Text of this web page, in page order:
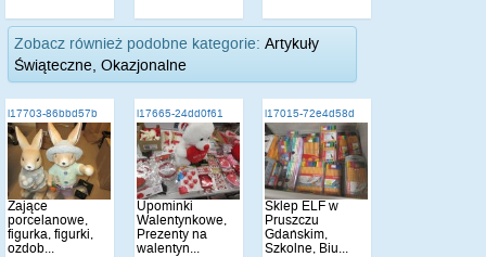
Zobacz również podobne kategorie: Artykuły
Świąteczne, Okazjonalne
i17703-86bbd57b
Zające
porcelanowe,
figurka, figurki,
ozdob...
i17665-24dd0f61
Upominki
Walentynkowe,
Prezenty na
walentyn...
i17015-72e4d58d
Sklep ELF w
Pruszczu
Gdańskim,
Szkolne, Biu...